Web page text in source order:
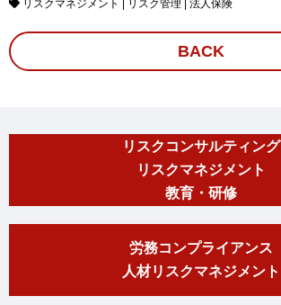
リスクマネジメント | リスク管理 | 法人保険
BACK
リスクコンサルティング
リスクマネジメント
教育・研修
労務コンプライアンス
人材リスクマネジメント